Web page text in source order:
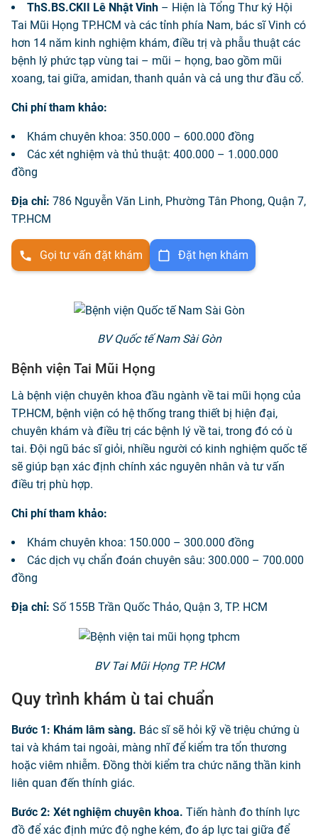
ThS.BS.CKII Lê Nhật Vinh – Hiện là Tổng Thư ký Hội
Tai Mũi Họng TP.HCM và các tỉnh phía Nam, bác sĩ Vinh có
hơn 14 năm kinh nghiệm khám, điều trị và phẫu thuật các
bệnh lý phức tạp vùng tai – mũi – họng, bao gồm mũi
xoang, tai giữa, amidan, thanh quản và cả ung thư đầu cổ.
Chi phí tham khảo:
Khám chuyên khoa: 350.000 – 600.000 đồng
Các xét nghiệm và thủ thuật: 400.000 – 1.000.000
đồng
Địa chỉ: 786 Nguyễn Văn Linh, Phường Tân Phong, Quận 7,
TP.HCM
Gọi tư vấn đặt khám Đặt hẹn khám
BV Quốc tế Nam Sài Gòn
Bệnh viện Tai Mũi Họng
Là bệnh viện chuyên khoa đầu ngành về tai mũi họng của
TP.HCM, bệnh viện có hệ thống trang thiết bị hiện đại,
chuyên khám và điều trị các bệnh lý về tai, trong đó có ù
tai. Đội ngũ bác sĩ giỏi, nhiều người có kinh nghiệm quốc tế
sẽ giúp bạn xác định chính xác nguyên nhân và tư vấn
điều trị phù hợp.
Chi phí tham khảo:
Khám chuyên khoa: 150.000 – 300.000 đồng
Các dịch vụ chẩn đoán chuyên sâu: 300.000 – 700.000
đồng
Địa chỉ: Số 155B Trần Quốc Thảo, Quận 3, TP. HCM
BV Tai Mũi Họng TP. HCM
Quy trình khám ù tai chuẩn
Bước 1: Khám lâm sàng. Bác sĩ sẽ hỏi kỹ về triệu chứng ù
tai và khám tai ngoài, màng nhĩ để kiểm tra tổn thương
hoặc viêm nhiễm. Đồng thời kiểm tra chức năng thần kinh
liên quan đến thính giác.
Bước 2: Xét nghiệm chuyên khoa. Tiến hành đo thính lực
đồ để xác định mức độ nghe kém, đo áp lực tai giữa để